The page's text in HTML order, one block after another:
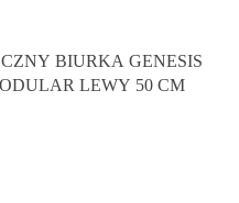
BIURKA GENESIS
LEWY 50 CM